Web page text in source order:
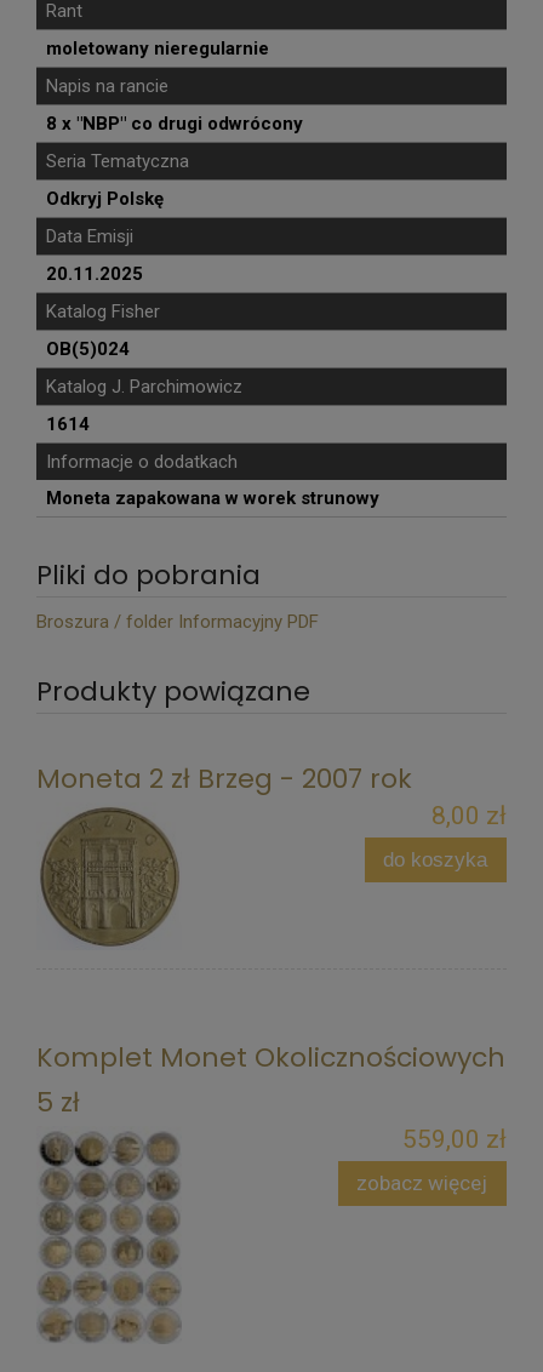
Rant
moletowany nieregularnie
Napis na rancie
8 x "NBP" co drugi odwrócony
Seria Tematyczna
Odkryj Polskę
Data Emisji
20.11.2025
Katalog Fisher
OB(5)024
Katalog J. Parchimowicz
1614
Informacje o dodatkach
Moneta zapakowana w worek strunowy
Pliki do pobrania
Broszura / folder Informacyjny PDF
Produkty powiązane
Moneta 2 zł Brzeg - 2007 rok
8,00 zł
do koszyka
Komplet Monet Okolicznościowych
5 zł
559,00 zł
zobacz więcej